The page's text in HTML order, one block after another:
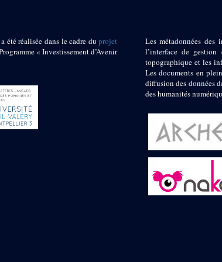
été réalisée dans le cadre duprojet
« Investissement d’Avenir
Les métadonnées des
l’interface de
topographique et les
Les documents en
diffusion des données
des humanités